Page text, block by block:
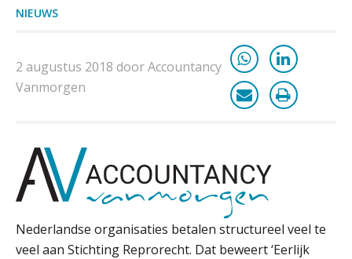
NIEUWS
2 augustus 2018 door Accountancy
Vanmorgen
Nederlandse organisaties betalen structureel veel te
veel aan Stichting Reprorecht. Dat beweert ‘Eerlijk
iXBRL controleren: wanneer moet
het, en waar let je op?
Het herbeleggen van de
Herinvesteringsreserve (HIR) in een
vastgoedbeleggingsfonds?